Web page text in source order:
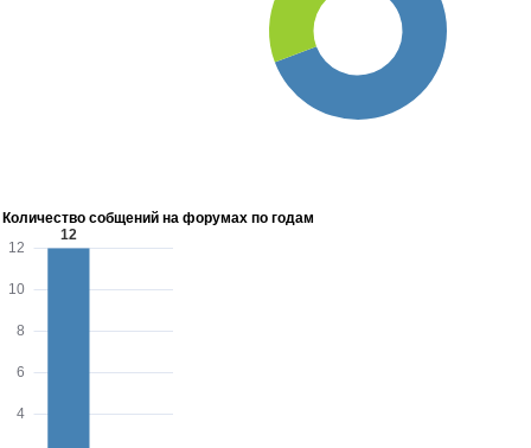
Количество собщений на форумах по годам